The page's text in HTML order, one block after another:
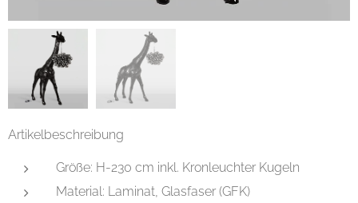
Artikelbeschreibung
Größe: H-230 cm inkl. Kronleuchter Kugeln
Material: Laminat, Glasfaser (GFK)